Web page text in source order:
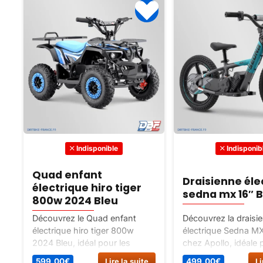
Indisponible
Quad enfant
électrique hiro tiger
800w 2024 Bleu
Découvrez le Quad enfant
électrique hiro tiger 800w
2024 Bleu, idéal pour les
enfants de 3 à 6 ans qui
Draisienne
sedna mx 16″
Découvrez la
électrique Sedna
chez Apollo, idéale
enfants de 5 à 12